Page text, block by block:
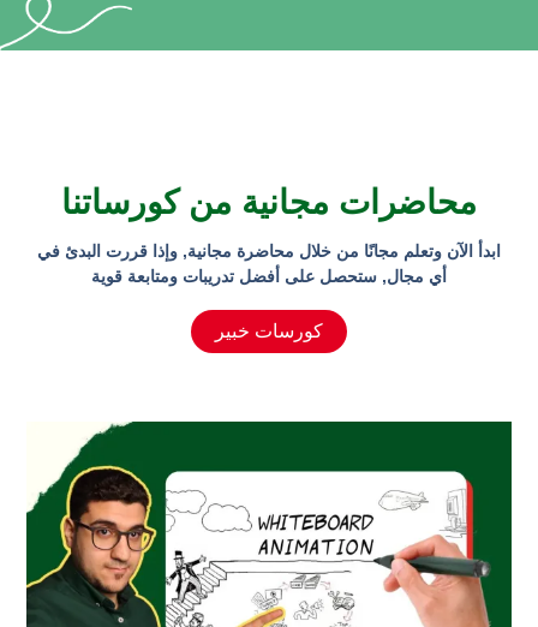
محاضرات مجانية من كورساتنا
ابدأ الآن وتعلم مجانًا من خلال محاضرة مجانية, وإذا قررت البدئ في
أي مجال, ستحصل على أفضل تدريبات ومتابعة قوية
كورسات خبير